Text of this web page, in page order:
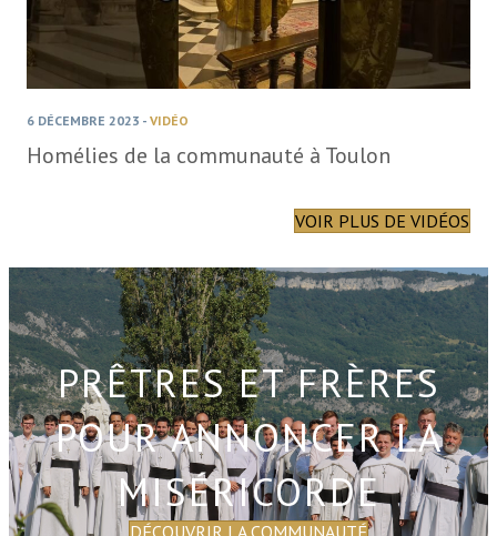
6 DÉCEMBRE 2023 - VIDÉO
Homélies de la communauté à Toulon
VOIR PLUS DE VIDÉOS
PRÊTRES ET FRÈRES
POUR ANNONCER LA
MISÉRICORDE
DÉCOUVRIR LA COMMUNAUTÉ